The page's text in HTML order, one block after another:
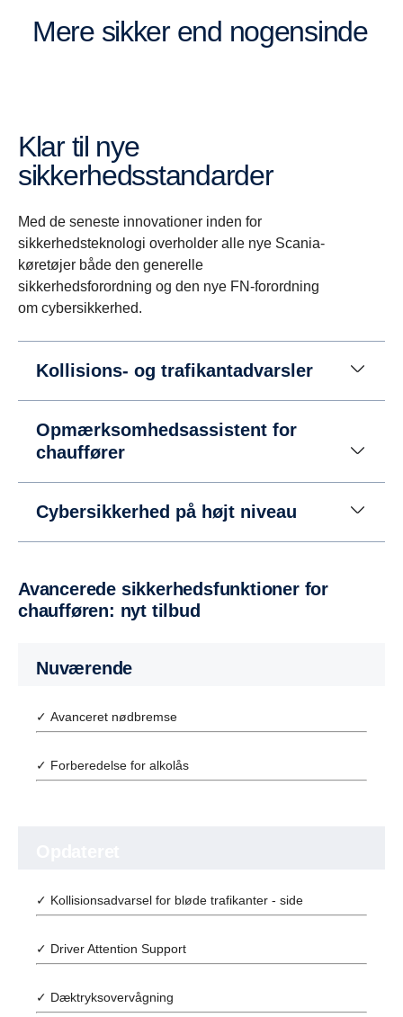
Mere sikker end nogensinde
Klar til nye
sikkerhedsstandarder
Med de seneste innovationer inden for
sikkerhedsteknologi overholder alle nye Scania-
køretøjer både den generelle
sikkerhedsforordning og den nye FN-forordning
om cybersikkerhed.
Kollisions- og trafikantadvarsler
Opmærksomhedsassistent for
chauffører
Cybersikkerhed ​​på højt niveau
Avancerede sikkerhedsfunktioner for
chaufføren: nyt tilbud
Nuværende
✓ Avanceret nødbremse
✓ Forberedelse for alkolås
✓ Kollisionsadvarsel for bløde trafikanter - side
✓ Driver Attention Support
✓ Dæktryksovervågning